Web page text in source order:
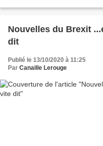
Nouvelles du Brexit
dit
Publié le 13/10/2020 à 11:25
Par Canaille Lerouge